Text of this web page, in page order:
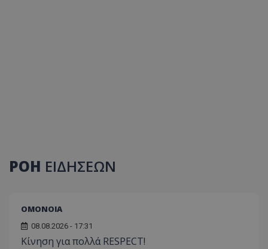
ΡΟΗ ΕΙΔΗΣΕΩΝ
ΟΜΟΝΟΙΑ
08.08.2026 - 17:31
Κίνηση για πολλά RESPECT!